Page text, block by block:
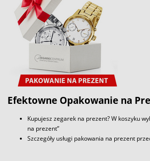
Efektowne Opakowanie na
Kupujesz zegarek na prezent? W koszyku
na prezent”
Szczegóły usługi pakowania na prezent